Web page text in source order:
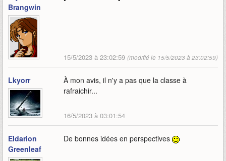
Brangwin
15/5/2023 à 23:02:59 (modifié le 15/5/2023 à 23:02:59)
Lkyorr
À mon avis, il n'y a pas que la classe à
rafraichir...
16/5/2023 à 03:01:54
Eldarion
Greenleaf
De bonnes idées en perspectives